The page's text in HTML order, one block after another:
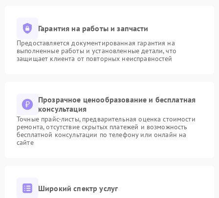
Гарантия на работы и запчасти
Предоставляется документированная гарантия на
выполненные работы и установленные детали, что
защищает клиента от повторных неисправностей
Прозрачное ценообразование и бесплатная
консультация
Точные прайс-листы, предварительная оценка стоимости
ремонта, отсутствие скрытых платежей и возможность
бесплатной консультации по телефону или онлайн на
сайте
Широкий спектр услуг